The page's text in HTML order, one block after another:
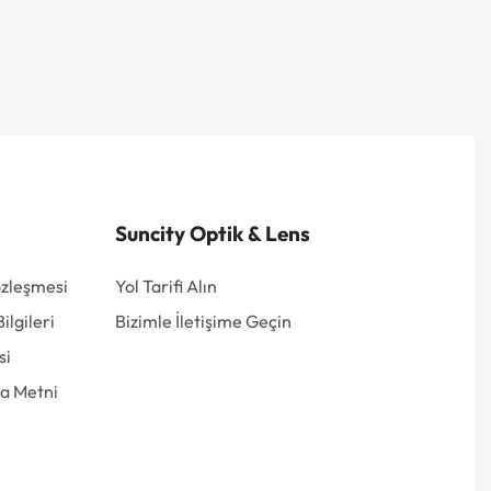
Metni
Suncity Optik & Lens
Yol Tarifi Alın
Bizimle İletişime Geçin